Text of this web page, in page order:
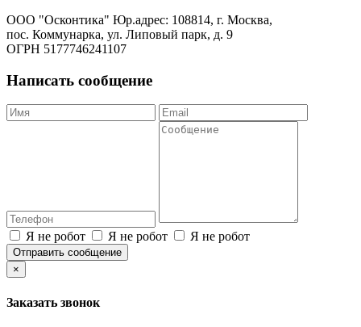
ООО "Осконтика" Юр.адрес: 108814, г. Москва,
пос. Коммунарка, ул. Липовый парк, д. 9
ОГРН 5177746241107
Написать сообщение
Я не робот Я не робот Я не робот
Отправить сообщение
×
Заказать звонок